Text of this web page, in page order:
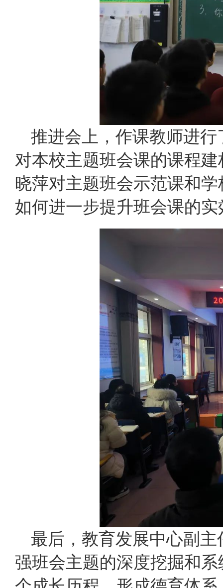
推进会上，作课教师进
对本校主题班会课的课程
晓萍对主题班会示范课和
如何进一步提升班会课的
最后，教育发展中心副
强班会主题的深度挖掘和